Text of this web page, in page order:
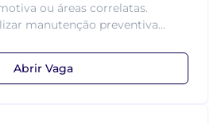
ou áreas correlatas.
manutenção preventiva...
Abrir Vaga